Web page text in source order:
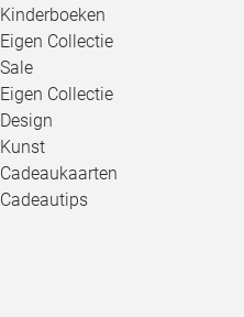
Kinderboeken
Eigen Collectie
Sale
Eigen Collectie
Design
Kunst
Cadeaukaarten
Cadeautips